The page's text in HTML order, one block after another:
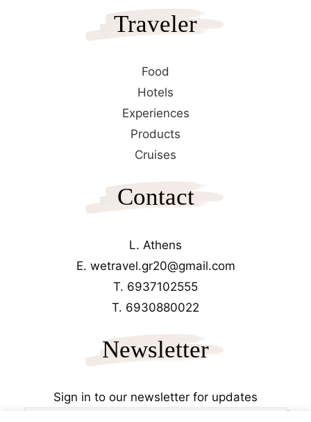
Traveler
Food
Hotels
Experiences
Products
Cruises
Contact
L. Athens
E. wetravel.gr20@gmail.com
T. 6937102555
T. 6930880022
Newsletter
Sign in to our newsletter for updates